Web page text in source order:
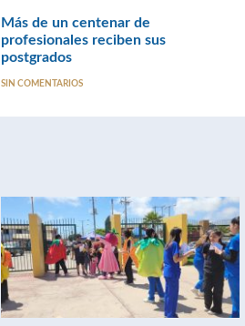
Más de un centenar de
profesionales reciben sus
postgrados
SIN COMENTARIOS